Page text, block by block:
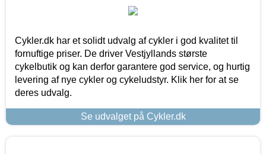
Cykler.dk har et solidt udvalg af cykler i god kvalitet til
fornuftige priser. De driver Vestjyllands største
cykelbutik og kan derfor garantere god service, og hurtig
levering af nye cykler og cykeludstyr. Klik her for at se
deres udvalg.
Se udvalget på Cykler.dk